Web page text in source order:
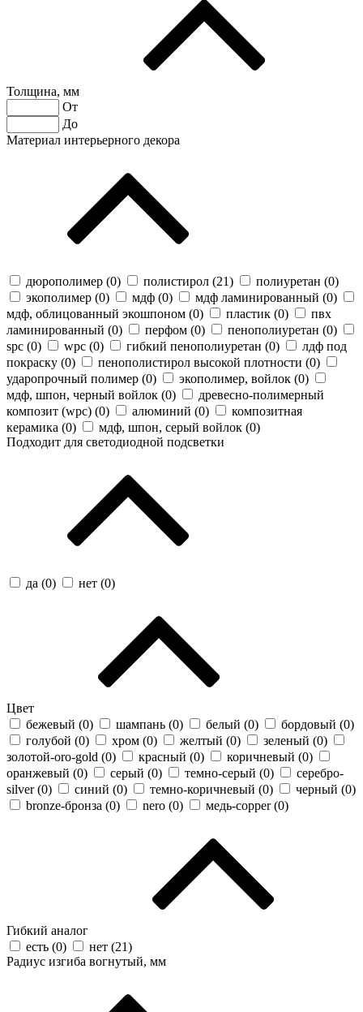
Толщина, мм
От
До
Материал интерьерного декора
дюрополимер (0) полистирол (21) полиуретан (0)
экополимер (0) мдф (0) мдф ламинированный (0)
мдф, облицованный экошпоном (0) пластик (0)
пвх
ламинированный (0) перфом (0) пенополиуретан (0)
spc (0) wpc (0) гибкий пенополиуретан (0)
лдф под
покраску (0) пенополистирол высокой плотности (0)
ударопрочный полимер (0) экополимер, войлок (0)
мдф, шпон, черный войлок (0)
древесно-полимерный
композит (wpc) (0) алюминий (0)
композитная
керамика (0) мдф, шпон, серый войлок (0)
Подходит для светодиодной подсветки
да (0) нет (0)
Цвет
бежевый (0) шампань (0) белый (0) бордовый (0)
голубой (0) хром (0) желтый (0) зеленый (0)
золотой-oro-gold (0) красный (0) коричневый (0)
оранжевый (0) серый (0) темно-серый (0)
серебро-
silver (0) синий (0) темно-коричневый (0) черный (0)
bronze-бронза (0) nero (0) медь-copper (0)
Гибкий аналог
есть (0) нет (21)
Радиус изгиба вогнутый, мм